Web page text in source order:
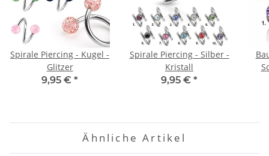
Spirale Piercing - Kugel -
Glitzer
9,95 € *
Spirale Piercing - Silber -
Kristall
9,95 € *
Ähnliche Artikel